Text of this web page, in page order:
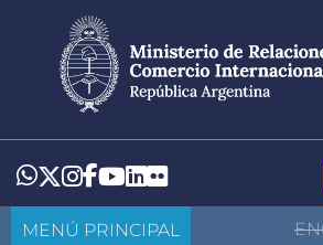
contenido
principal
Whatsapp
Twitter
Instagram
Facebook
YouTube
LinkedIn
Flickr
MENÚ PRINCIPAL